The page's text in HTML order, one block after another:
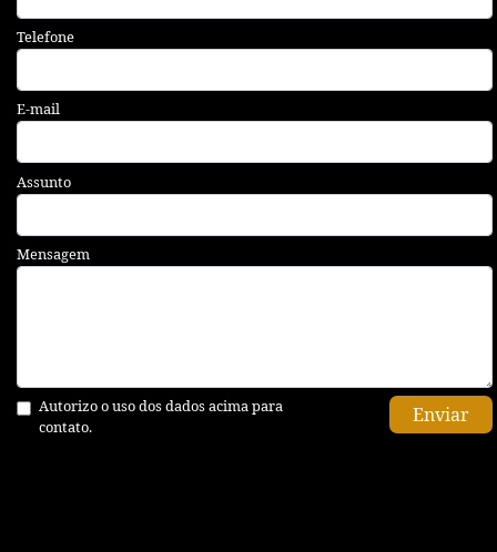
Telefone
E-mail
Assunto
Mensagem
Autorizo o uso dos dados acima para
contato.
Enviar